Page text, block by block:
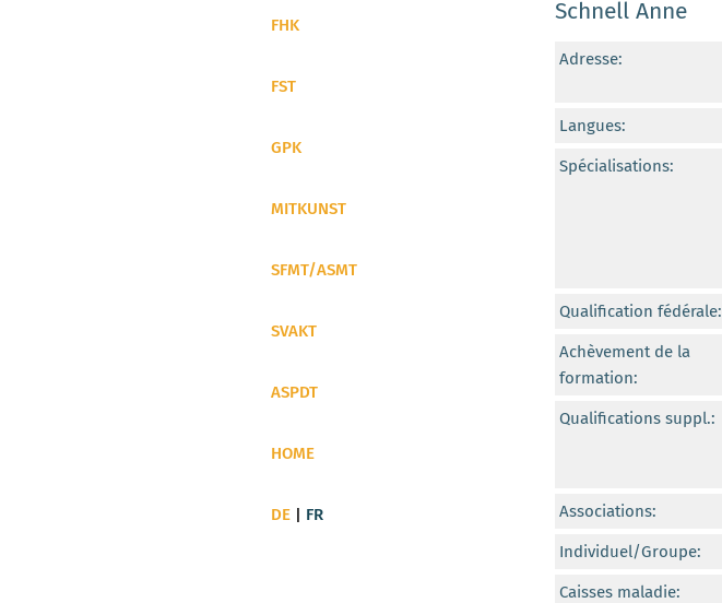
FHK
FST
GPK
MITKUNST
SFMT/ASMT
SVAKT
ASPDT
HOME
DE | FR
Schnell Anne
Adresse:
Langues:
Spécialisations:
Qualification fédérale:
Achèvement de la
formation:
Qualifications suppl.:
Associations:
Individuel/Groupe:
Caisses maladie: